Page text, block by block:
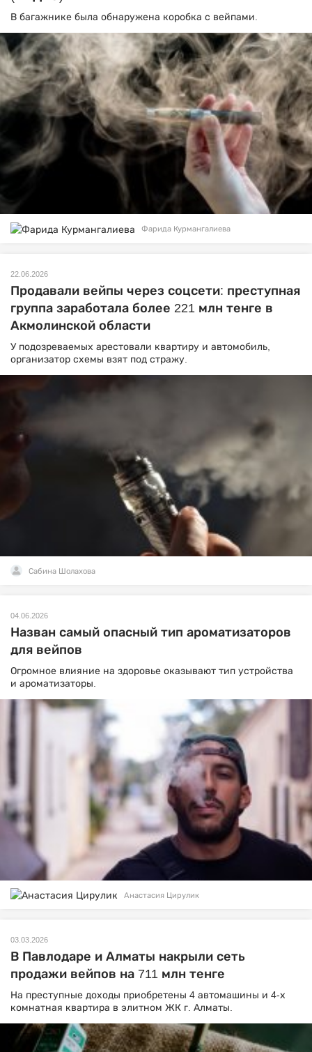
В багажнике была обнаружена коробка с вейпами.
Фарида Курмангалиева
22.06.2026
Продавали вейпы через соцсети: преступная
группа заработала более 221 млн тенге в
Акмолинской области
У подозреваемых арестовали квартиру и автомобиль,
организатор схемы взят под стражу.
Сабина Шолахова
04.06.2026
Назван самый опасный тип ароматизаторов
для вейпов
Огромное влияние на здоровье оказывают тип устройства
и ароматизаторы.
Анастасия Цирулик
03.03.2026
В Павлодаре и Алматы накрыли сеть
продажи вейпов на 711 млн тенге
На преступные доходы приобретены 4 автомашины и 4-х
комнатная квартира в элитном ЖК г. Алматы.